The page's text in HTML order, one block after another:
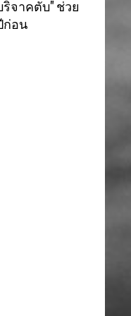
จาคตับ" ช่วย
ก่อน